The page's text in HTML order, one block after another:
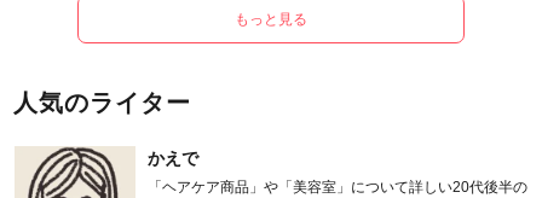
もっと見る
人気のライター
かえで
「ヘアケア商品」や「美容室」について詳しい20代後半の